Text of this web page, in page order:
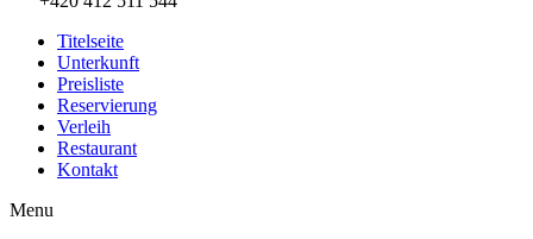
Titelseite
Unterkunft
Preisliste
Reservierung
Verleih
Restaurant
Kontakt
Menu